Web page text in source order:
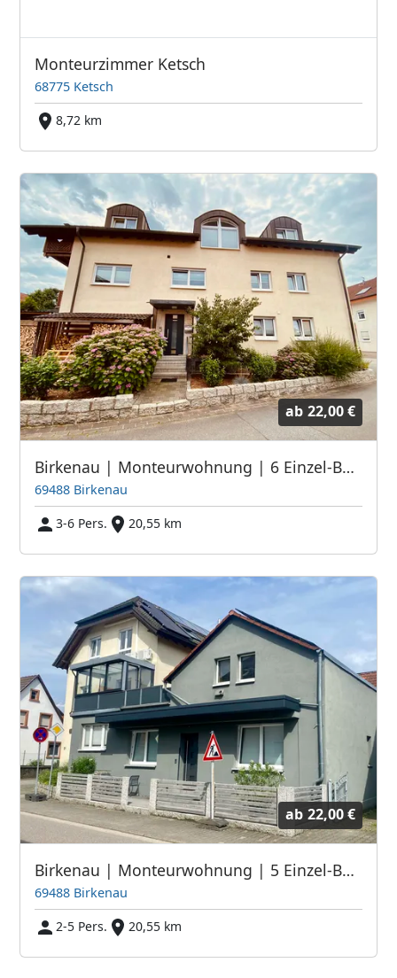
Monteurzimmer Ketsch
68775 Ketsch
8,72 km
ab 22,00 €
Birkenau | Monteurwohnung | 6 Einzel-Betten | Parkplatz | Sofortbuchung
69488 Birkenau
3-6 Pers.
20,55 km
ab 22,00 €
Birkenau | Monteurwohnung | 5 Einzel-Betten | Parkplatz | Sofortbuchung
69488 Birkenau
2-5 Pers.
20,55 km